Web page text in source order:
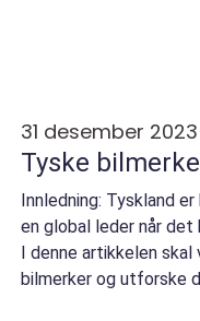
31 desember 2023
Tyske
Innledning: Tyskland
en global leder når
I denne artikkelen skal
bilmerker og utforske